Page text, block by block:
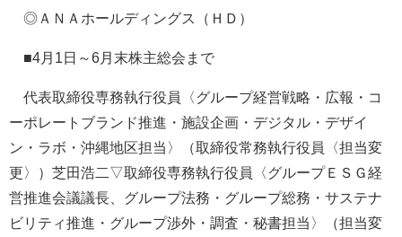
◎ＡＮＡホールディングス（ＨＤ）
■4月1日～6月末株主総会まで
代表取締役専務執行役員〈グループ経営戦略・広報・コ
ーポレートブランド推進・施設企画・デジタル・デザイ
ン・ラボ・沖縄地区担当〉（取締役常務執行役員〈担当変
更〉）芝田浩二▽取締役専務執行役員〈グループＥＳＧ経
営推進会議議長、グループ法務・グループ総務・サステナ
ビリティ推進・グループ渉外・調査・秘書担当〉（担当変